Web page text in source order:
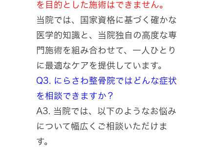
を目的とした施術はできません。
当院では、国家資格に基づく確かな
医学的知識と、当院独自の高度な専
門施術を組み合わせて、一人ひとり
に最適なケアを提供しています。
Q3. にらさわ整骨院ではどんな症状
を相談できますか？
A3. 当院では、以下のようなお悩み
について幅広くご相談いただけま
す。